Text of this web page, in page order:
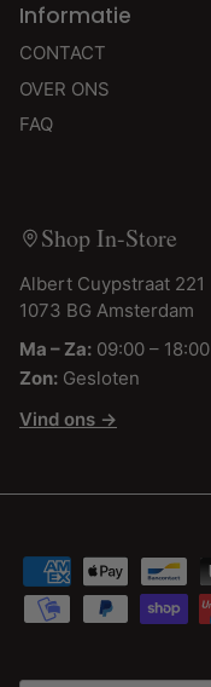
Informatie
CONTACT
OVER ONS
FAQ
Shop In-Store
Albert Cuypstraat 221
1073 BG Amsterdam
Ma – Za: 09:00 – 18:00
Zon: Gesloten
Vind ons →